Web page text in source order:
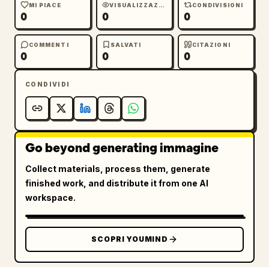
MI PIACE
0
VISUALIZZAZIONI
0
CONDIVISIONI
0
COMMENTI
0
SALVATI
0
CITAZIONI
0
CONDIVIDI
Go beyond generating immagine
Collect materials, process them, generate
finished work, and distribute it from one AI
workspace.
SCOPRI YOUMIND